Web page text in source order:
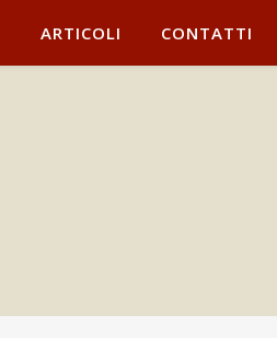
ARTICOLI CONTATTI